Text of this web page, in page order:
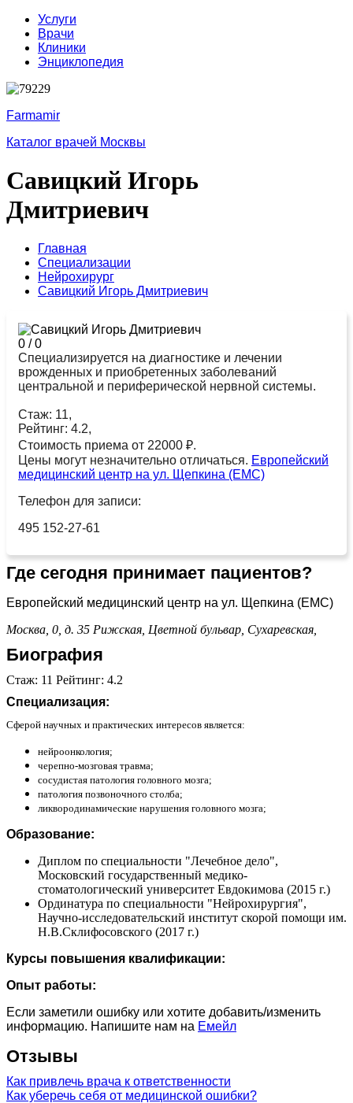
Услуги
Врачи
Клиники
Энциклопедия
Farmamir
Каталог врачей Москвы
Савицкий Игорь
Дмитриевич
Главная
Специализации
Нейрохирург
Савицкий Игорь Дмитриевич
0 /0
Специализируется на диагностике и лечении
врожденных и приобретенных заболеваний
центральной и периферической нервной системы.
Стаж: 11,
Рейтинг: 4.2,
Стоимость приема от 22000 ₽.
Цены могут незначительно отличаться. Европейский
медицинский центр на ул. Щепкина (ЕМС)
Телефон для записи:
495 152-27-61
Где сегодня принимает пациентов?
Европейский медицинский центр на ул. Щепкина (ЕМС)
Москва, 0, д. 35 Рижская, Цветной бульвар, Сухаревская,
Биография
Стаж: 11 Рейтинг: 4.2
Специализация:
Сферой научных и практических интересов является:
нейроонкология;
черепно-мозговая травма;
сосудистая патология головного мозга;
патология позвоночного столба;
ликвородинамические нарушения головного мозга;
Образование:
Диплом по специальности "Лечебное дело",
Московский государственный медико-
стоматологический университет Евдокимова (2015 г.)
Ординатура по специальности "Нейрохирургия",
Научно-исследовательский институт скорой помощи им.
Н.В.Склифосовского (2017 г.)
Курсы повышения квалификации:
Опыт работы:
Если заметили ошибку или хотите добавить/изменить
информацию. Напишите нам на Емейл
Отзывы
Как привлечь врача к ответственности
Как уберечь себя от медицинской ошибки?